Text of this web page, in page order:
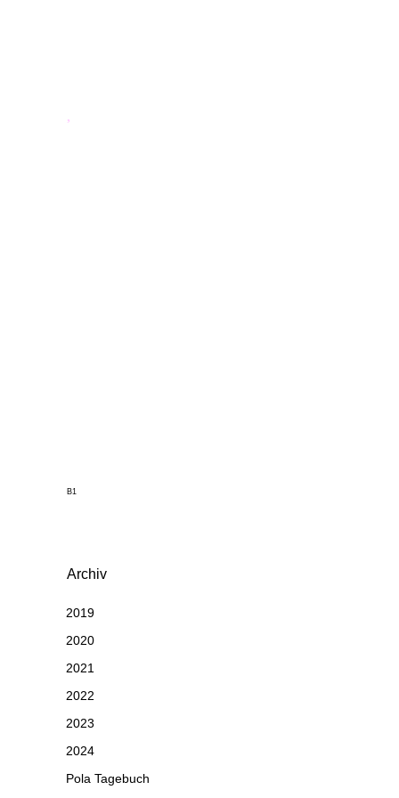
B1
Archiv
2019
2020
2021
2022
2023
2024
Pola Tagebuch